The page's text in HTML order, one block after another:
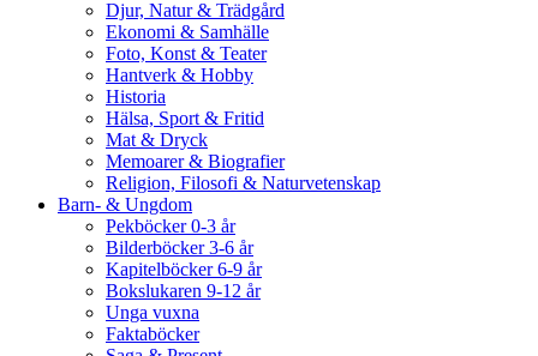
Djur, Natur & Trädgård
Ekonomi & Samhälle
Foto, Konst & Teater
Hantverk & Hobby
Historia
Hälsa, Sport & Fritid
Mat & Dryck
Memoarer & Biografier
Religion, Filosofi & Naturvetenskap
Barn- & Ungdom
Pekböcker 0-3 år
Bilderböcker 3-6 år
Kapitelböcker 6-9 år
Bokslukaren 9-12 år
Unga vuxna
Faktaböcker